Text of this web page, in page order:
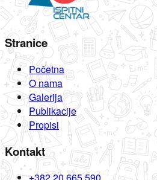
Stranice
Početna
O nama
Galerija
Publikacije
Propisi
Kontakt